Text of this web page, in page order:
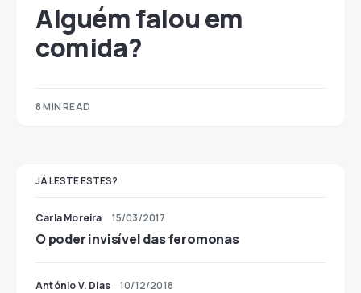
Alguém falou em
comida?
8 MIN READ
JÁ LESTE ESTES?
Carla Moreira 15/03/2017
O poder invisível das feromonas
António V. Dias 10/12/2018